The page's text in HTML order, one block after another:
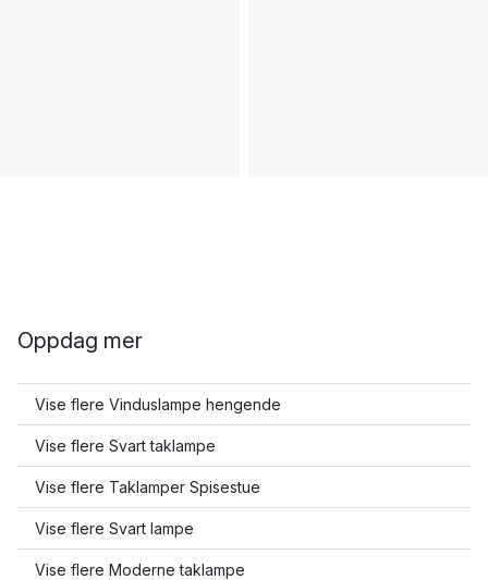
Oppdag mer
Vise flere Vinduslampe hengende
Vise flere Svart taklampe
Vise flere Taklamper Spisestue
Vise flere Svart lampe
Vise flere Moderne taklampe